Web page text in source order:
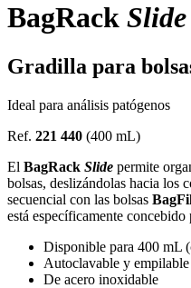
BagRack Slide
Gradilla para
Ideal para análisis patógenos
Ref. 221 440 (400 mL)
El BagRack Slide permite
bolsas, deslizándolas hacia los
secuencial con las bolsas
está específicamente concebido
Disponible para 400 mL
Autoclavable y empilable
De acero inoxidable